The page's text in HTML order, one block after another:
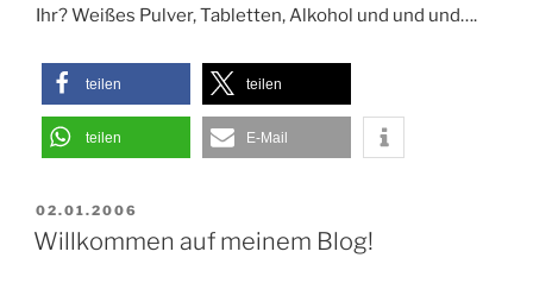
Ihr? Weißes Pulver, Tabletten, Alkohol und und und….
teilen teilen
teilen E-Mail
VERÖFFENTLICHT
AM
02.01.2006
Willkommen auf meinem Blog!